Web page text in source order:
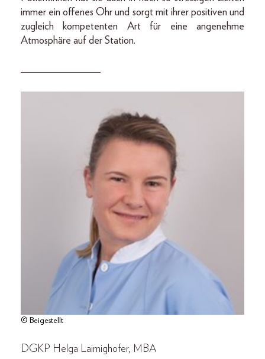
immer ein offenes Ohr und sorgt mit ihrer positiven und
zugleich kompetenten Art für eine angenehme
Atmosphäre auf der Station.
_______________
© Beigestellt
DGKP Helga Laimighofer, MBA